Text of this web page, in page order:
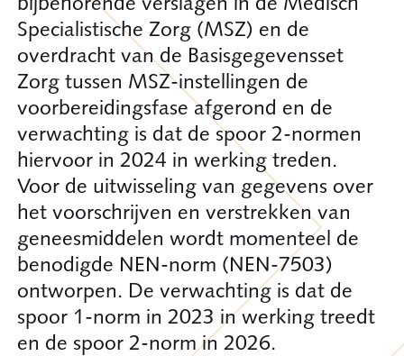
Specialistische Zorg (MSZ) en de
overdracht van de Basisgegevensset
Zorg tussen MSZ-instellingen de
voorbereidingsfase afgerond en de
verwachting is dat de spoor 2-normen
hiervoor in 2024 in werking treden.
Voor de uitwisseling van gegevens over
het voorschrijven en verstrekken van
geneesmiddelen wordt momenteel de
benodigde NEN-norm (NEN-7503)
ontworpen. De verwachting is dat de
spoor 1-norm in 2023 in werking treedt
en de spoor 2-norm in 2026.